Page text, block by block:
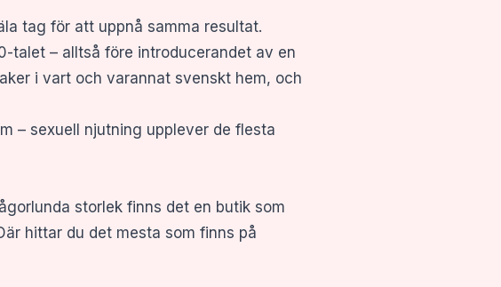
tag för att uppnå samma resultat.
talet – alltså före introducerandet av en
i vart och varannat svenskt hem, och
– sexuell njutning upplever de flesta
storlek finns det en butik som
hittar du det mesta som finns på